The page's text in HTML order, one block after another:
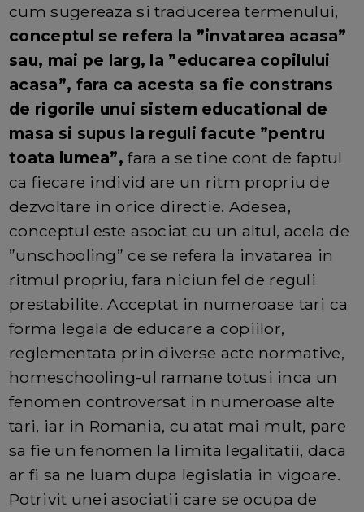
cum sugereaza si traducerea termenului,
conceptul se refera la ”invatarea acasa”
sau, mai pe larg, la ”educarea copilului
acasa”, fara ca acesta sa fie constrans
de rigorile unui sistem educational de
masa si supus la reguli facute ”pentru
toata lumea”,fara a se tine cont de faptul
ca fiecare individ are un ritm propriu de
dezvoltare in orice directie. Adesea,
conceptul este asociat cu un altul, acela de
”unschooling” ce se refera la invatarea in
ritmul propriu, fara niciun fel de reguli
prestabilite. Acceptat in numeroase tari ca
forma legala de educare a copiilor,
reglementata prin diverse acte normative,
homeschooling-ul ramane totusi inca un
fenomen controversat in numeroase alte
tari, iar in Romania, cu atat mai mult, pare
sa fie un fenomen la limita legalitatii, daca
ar fi sa ne luam dupa legislatia in vigoare.
Potrivit unei asociatii care se ocupa de